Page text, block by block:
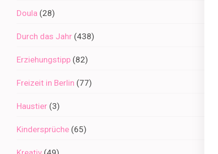
Doula (28)
Durch das Jahr (438)
Erziehungstipp (82)
Freizeit in Berlin (77)
Haustier (3)
Kindersprüche (65)